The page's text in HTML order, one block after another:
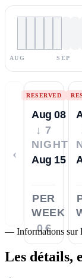
AUG SEP
‹
RESERVED
Aug 08
↓ 7
NIGHTS
Aug 15
PER
WEEK
0 €
— Informations sur
Les détails,